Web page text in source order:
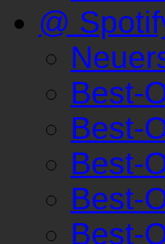
@
Best-
Best-
Best-
Best-
Best-